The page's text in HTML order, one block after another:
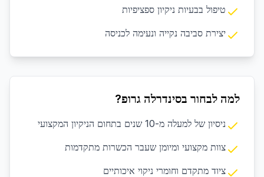
טיפול בבעיות ניקיון ספציפיות
יצירת סביבה נקייה ונעימה לכניסה
למה לבחור בסינדרלה גרופ?
ניסיון של למעלה מ-10 שנים בתחום הניקיון המקצועי
צוות מקצועי ומיומן שעבר הכשרות מתקדמות
ציוד מתקדם וחומרי ניקוי איכותיים